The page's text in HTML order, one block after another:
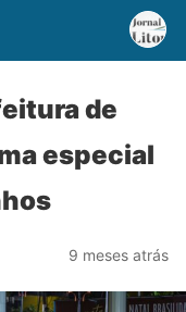
de
especial
9 meses atrás